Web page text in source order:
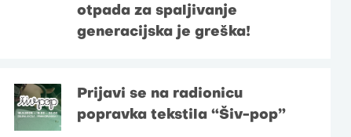
otpada za spaljivanje
generacijska je greška!
Prijavi se na radionicu
popravka tekstila “Šiv-pop”